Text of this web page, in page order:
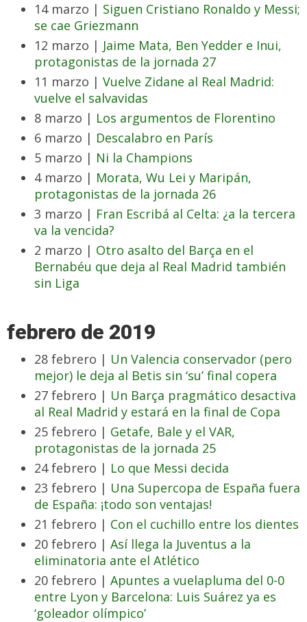
14 marzo | Siguen Cristiano Ronaldo y Messi;
se cae Griezmann
12 marzo | Jaime Mata, Ben Yedder e Inui,
protagonistas de la jornada 27
11 marzo | Vuelve Zidane al Real Madrid:
vuelve el salvavidas
8 marzo | Los argumentos de Florentino
6 marzo | Descalabro en París
5 marzo | Ni la Champions
4 marzo | Morata, Wu Lei y Maripán,
protagonistas de la jornada 26
3 marzo | Fran Escribá al Celta: ¿a la tercera
va la vencida?
2 marzo | Otro asalto del Barça en el
Bernabéu que deja al Real Madrid también
sin Liga
febrero de 2019
28 febrero | Un Valencia conservador (pero
mejor) le deja al Betis sin ‘su’ final copera
27 febrero | Un Barça pragmático desactiva
al Real Madrid y estará en la final de Copa
25 febrero | Getafe, Bale y el VAR,
protagonistas de la jornada 25
24 febrero | Lo que Messi decida
23 febrero | Una Supercopa de España fuera
de España: ¡todo son ventajas!
21 febrero | Con el cuchillo entre los dientes
20 febrero | Así llega la Juventus a la
eliminatoria ante el Atlético
20 febrero | Apuntes a vuelapluma del 0-0
entre Lyon y Barcelona: Luis Suárez ya es
‘goleador olímpico’